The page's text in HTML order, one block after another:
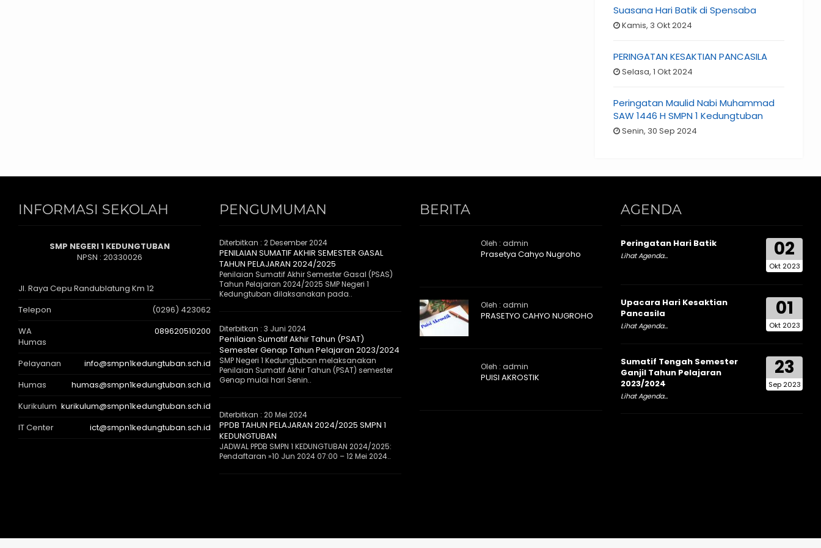
Suasana Hari Batik di Spensaba
Kamis, 3 Okt 2024
PERINGATAN KESAKTIAN PANCASILA
Selasa, 1 Okt 2024
Peringatan Maulid Nabi Muhammad
SAW 1446 H SMPN 1 Kedungtuban
Senin, 30 Sep 2024
INFORMASI SEKOLAH
SMP NEGERI 1 KEDUNGTUBAN
NPSN : 20330026
Jl. Raya Cepu Randublatung Km 12
Telepon
(0296) 423062
WA
Humas
089620510200
Pelayanan
info@smpn1kedungtuban.sch.id
Humas
humas@smpn1kedungtuban.sch.id
Kurikulum kurikulum@smpn1kedungtuban.sch.id
IT Center
ict@smpn1kedungtuban.sch.id
PENGUMUMAN
Diterbitkan : 2 Desember 2024
PENILAIAN SUMATIF AKHIR SEMESTER GASAL
TAHUN PELAJARAN 2024/2025
Penilaian Sumatif Akhir Semester Gasal (PSAS)
Tahun Pelajaran 2024/2025 SMP Negeri 1
Kedungtuban dilaksanakan pada..
Diterbitkan : 3 Juni 2024
Penilaian Sumatif Akhir Tahun (PSAT)
Semester Genap Tahun Pelajaran 2023/2024
SMP Negeri 1 Kedungtuban melaksanakan
Penilaian Sumatif Akhir Tahun (PSAT) semester
Genap mulai hari Senin..
Diterbitkan : 20 Mei 2024
PPDB TAHUN PELAJARAN 2024/2025 SMPN 1
KEDUNGTUBAN
JADWAL PPDB SMPN 1 KEDUNGTUBAN 2024/2025:
Pendaftaran »10 Jun 2024 07:00 – 12 Mei 2024..
BERITA
Oleh : admin
Prasetya Cahyo Nugroho
Oleh : admin
PRASETYO CAHYO NUGROHO
Oleh : admin
PUISI AKROSTIK
AGENDA
02
Okt 2023
Peringatan Hari Batik
Lihat Agenda...
01
Okt 2023
Upacara Hari Kesaktian
Pancasila
Lihat Agenda...
23
Sep 2023
Sumatif Tengah Semester
Ganjil Tahun Pelajaran
2023/2024
Lihat Agenda...